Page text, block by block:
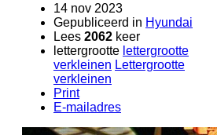
14 nov 2023
Gepubliceerd in Hyundai
Lees 2062 keer
lettergrootte lettergrootte
verkleinen Lettergrootte
verkleinen
Print
E-mailadres